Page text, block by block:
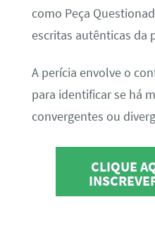
como Peça
escritas autênticas da
A perícia envolve o
para identificar se há
convergentes ou
CLIQUE